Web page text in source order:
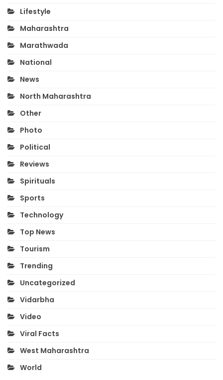
Lifestyle
Maharashtra
Marathwada
National
News
North Maharashtra
Other
Photo
Political
Reviews
Spirituals
Sports
Technology
Top News
Tourism
Trending
Uncategorized
Vidarbha
Video
Viral Facts
West Maharashtra
World